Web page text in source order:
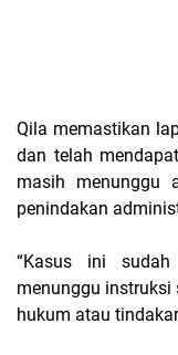
Qila memastikan
dan telah
masih menunggu
penindakan
“Kasus ini
menunggu instruksi
hukum atau